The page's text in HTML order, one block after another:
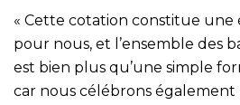
« Cette cotation constitue une
pour nous, et l’ensemble des
est bien plus qu’une simple
car nous célébrons également